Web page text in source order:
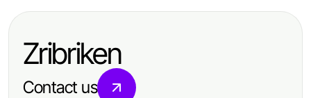
Zribriken
Contact us